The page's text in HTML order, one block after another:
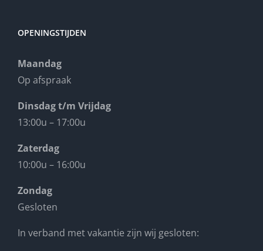
OPENINGSTIJDEN
Maandag
Op afspraak
Dinsdag t/m Vrijdag
13:00u – 17:00u
Zaterdag
10:00u – 16:00u
Zondag
Gesloten
In verband met vakantie zijn wij gesloten: